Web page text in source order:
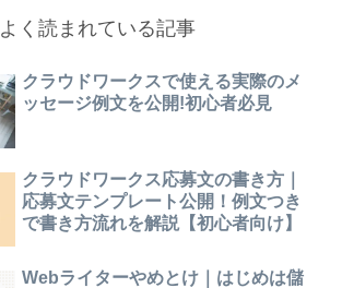
よく読まれている記事
クラウドワークスで使える実際のメ
ッセージ例文を公開!初心者必見
クラウドワークス応募文の書き方｜
応募文テンプレート公開！例文つき
で書き方流れを解説【初心者向け】
Webライターやめとけ｜はじめは儲